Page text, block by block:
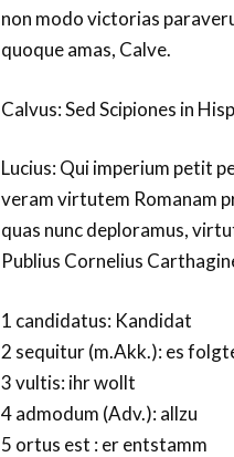
non modo victorias
quoque amas, Calve.
Calvus: Sed Scipiones in
Lucius: Qui imperium petit
veram virtutem Romanam
quas nunc deploramus,
Publius Cornelius
1 candidatus: Kandidat
2 sequitur (m.Akk.): es
3 vultis: ihr wollt
4 admodum (Adv.): allzu
5 ortus est : er entstamm